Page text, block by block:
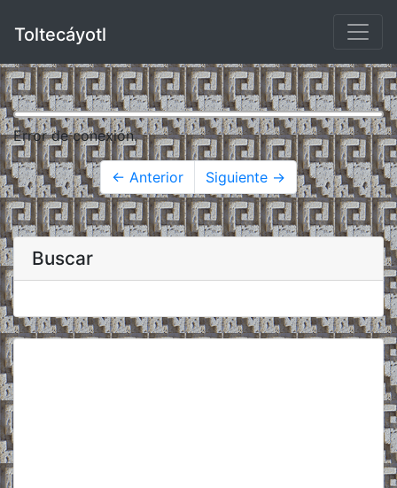
Toltecáyotl
Error de conexión.
← Anterior Siguiente →
Buscar